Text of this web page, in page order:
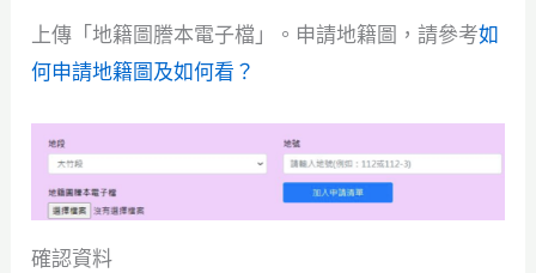
上傳「地籍圖謄本電子檔」。申請地籍圖，請參考如
何申請地籍圖及如何看？
確認資料